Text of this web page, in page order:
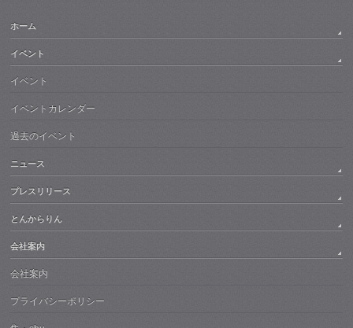
ホーム
イベント
イベント
イベントカレンダー
過去のイベント
ニュース
プレスリリース
とんからりん
会社案内
会社案内
プライバシーポリシー